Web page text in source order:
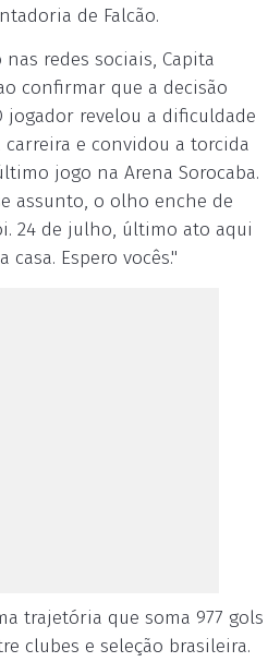
de Falcão.
redes sociais, Capita
confirmar que a decisão
jogador revelou a dificuldade
e convidou a torcida
jogo na Arena Sorocaba.
assunto, o olho enche de
24 de julho, último ato aqui
Espero vocês."
trajetória que soma 977 gols
clubes e seleção brasileira.